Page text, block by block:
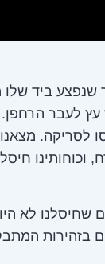
שנפצע ביד
לעבר הרחפן.
וכוחותינו
שחיסלנו לא
בזהירות